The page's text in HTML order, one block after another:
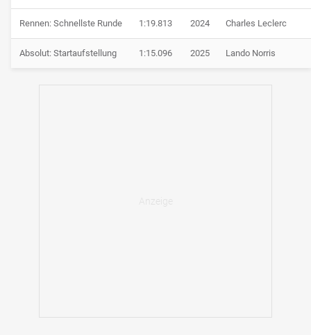
Rennen: Schnellste Runde 1:19.813 2024 Charles Leclerc
Absolut: Startaufstellung 1:15.096 2025 Lando Norris